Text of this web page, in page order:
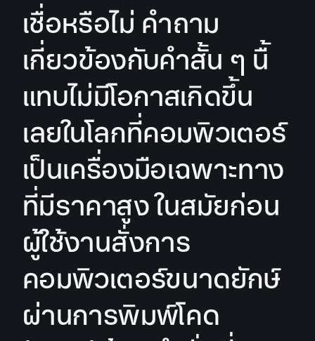
เชื่อหรือไม่ คำถาม
เกี่ยวข้องกับคำสั้น ๆ นื้
แทบไม่มีโอกาสเกิดขึ้น
เลยในโลกที่คอมพิวเตอร์
เป็นเครื่องมือเฉพาะทาง
ที่มีราคาสูง ในสมัยก่อน
ผู้ใช้งานสั่งการ
คอมพิวเตอร์ขนาดยักษ์
ผ่านการพิมพ์โคด